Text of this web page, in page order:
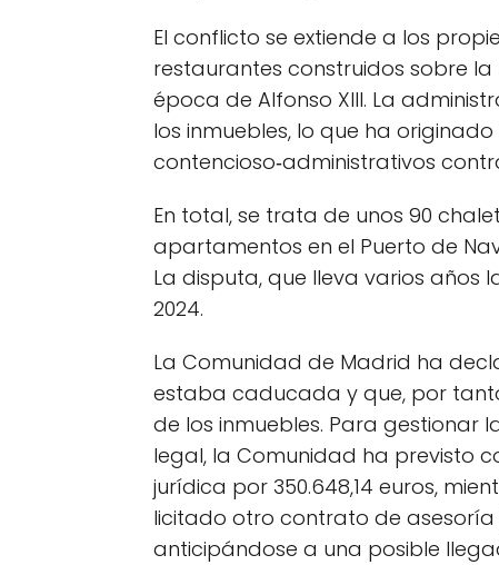
El conflicto se extiende a los
restaurantes construidos sobre
época de Alfonso XIII. La
los inmuebles, lo que ha
contencioso‑administrativos
En total, se trata de unos 90
apartamentos en el Puerto de
La disputa, que lleva varios años
2024.
La Comunidad de Madrid ha
estaba caducada y que, por
de los inmuebles. Para
legal, la Comunidad ha previsto
jurídica por 350.648,14 euros,
licitado otro contrato de asesoría
anticipándose a una posible